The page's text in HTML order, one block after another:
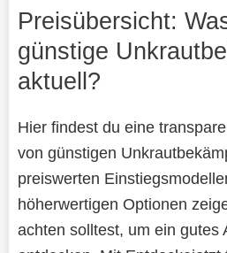
Preisübersicht:
günstige
aktuell?
Hier findest du eine
von günstigen
preiswerten
höherwertigen Optionen
achten solltest, um ein gutes